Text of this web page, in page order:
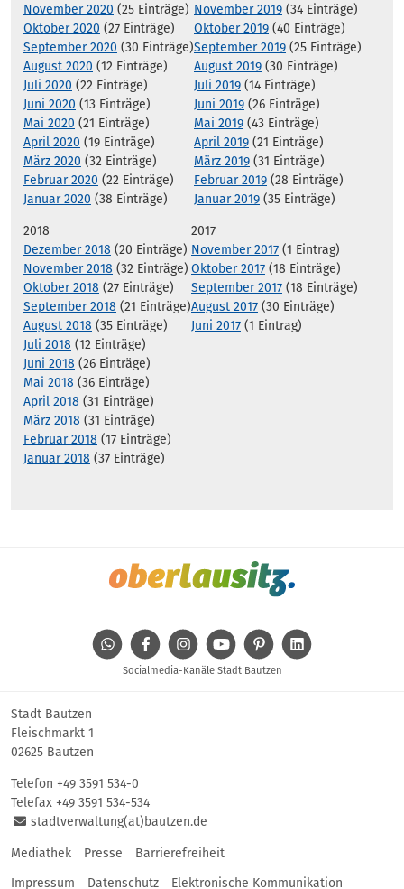
November 2020 (25 Einträge)
Oktober 2020 (27 Einträge)
September 2020 (30 Einträge)
August 2020 (12 Einträge)
Juli 2020 (22 Einträge)
Juni 2020 (13 Einträge)
Mai 2020 (21 Einträge)
April 2020 (19 Einträge)
März 2020 (32 Einträge)
Februar 2020 (22 Einträge)
Januar 2020 (38 Einträge)
November 2019 (34 Einträge)
Oktober 2019 (40 Einträge)
September 2019 (25 Einträge)
August 2019 (30 Einträge)
Juli 2019 (14 Einträge)
Juni 2019 (26 Einträge)
Mai 2019 (43 Einträge)
April 2019 (21 Einträge)
März 2019 (31 Einträge)
Februar 2019 (28 Einträge)
Januar 2019 (35 Einträge)
2018
Dezember 2018 (20 Einträge)
November 2018 (32 Einträge)
Oktober 2018 (27 Einträge)
September 2018 (21 Einträge)
August 2018 (35 Einträge)
Juli 2018 (12 Einträge)
Juni 2018 (26 Einträge)
Mai 2018 (36 Einträge)
April 2018 (31 Einträge)
März 2018 (31 Einträge)
Februar 2018 (17 Einträge)
Januar 2018 (37 Einträge)
2017
November 2017 (1 Eintrag)
Oktober 2017 (18 Einträge)
September 2017 (18 Einträge)
August 2017 (30 Einträge)
Juni 2017 (1 Eintrag)
WhatsAppFacebookInstagramYoutube Pinterest
Socialmedia-Kanäle Stadt Bautzen
Stadt Bautzen
Fleischmarkt 1
02625 Bautzen
Telefon +49 3591 534-0
Telefax +49 3591 534-534
stadtverwaltung(at)bautzen.de
Mediathek Presse
Barrierefreiheit
Impressum
Datenschutz Elektronische Kommunikation